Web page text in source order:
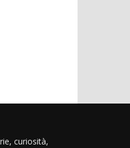
curiosità,